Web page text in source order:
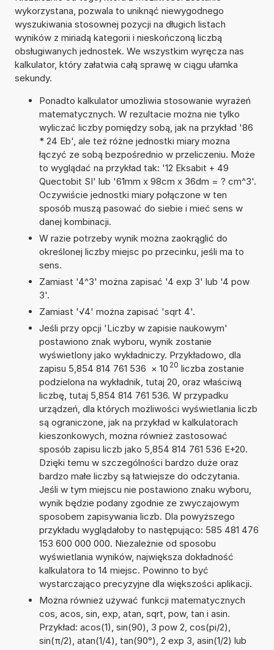
wykorzystana, pozwala to uniknąć niewygodnego
wyszukiwania stosownej pozycji na długich listach
wyników z miriadą kategorii i nieskończoną liczbą
obsługiwanych jednostek. We wszystkim wyręcza nas
kalkulator, który załatwia całą sprawę w ciągu ułamka
sekundy.
Ponadto kalkulator umożliwia stosowanie wyrażeń
matematycznych. W rezultacie można nie tylko
wyliczać liczby pomiędzy sobą, jak na przykład '86
* 24 Eb', ale też różne jednostki miary można
łączyć ze sobą bezpośrednio w przeliczeniu. Może
to wyglądać na przykład tak: '12 Eksabit + 49
Quectobit SI' lub '61mm x 98cm x 36dm = ? cm^3'.
Oczywiście jednostki miary połączone w ten
sposób muszą pasować do siebie i mieć sens w
danej kombinacji.
W razie potrzeby wynik można zaokrąglić do
określonej liczby miejsc po przecinku, jeśli ma to
sens.
Zamiast '4^3' można zapisać '4 exp 3' lub '4 pow
3'.
Zamiast '√4' można zapisać 'sqrt 4'.
Jeśli przy opcji 'Liczby w zapisie naukowym'
postawiono znak wyboru, wynik zostanie
wyświetlony jako wykładniczy. Przykładowo, dla
zapisu 5,854 814 761 536 × 10 20 liczba zostanie
podzielona na wykładnik, tutaj 20, oraz właściwą
liczbę, tutaj 5,854 814 761 536. W przypadku
urządzeń, dla których możliwości wyświetlania liczb
są ograniczone, jak na przykład w kalkulatorach
kieszonkowych, można również zastosować
sposób zapisu liczb jako 5,854 814 761 536 E+20.
Dzięki temu w szczególności bardzo duże oraz
bardzo małe liczby są łatwiejsze do odczytania.
Jeśli w tym miejscu nie postawiono znaku wyboru,
wynik będzie podany zgodnie ze zwyczajowym
sposobem zapisywania liczb. Dla powyższego
przykładu wyglądałoby to następująco: 585 481 476
153 600 000 000. Niezależnie od sposobu
wyświetlania wyników, największa dokładność
kalkulatora to 14 miejsc. Powinno to być
wystarczająco precyzyjne dla większości aplikacji.
Można również używać funkcji matematycznych
cos, acos, sin, exp, atan, sqrt, pow, tan i asin.
Przykład: acos(1), sin(90), 3 pow 2, cos(pi/2),
sin(π/2), atan(1/4), tan(90°), 2 exp 3, asin(1/2) lub